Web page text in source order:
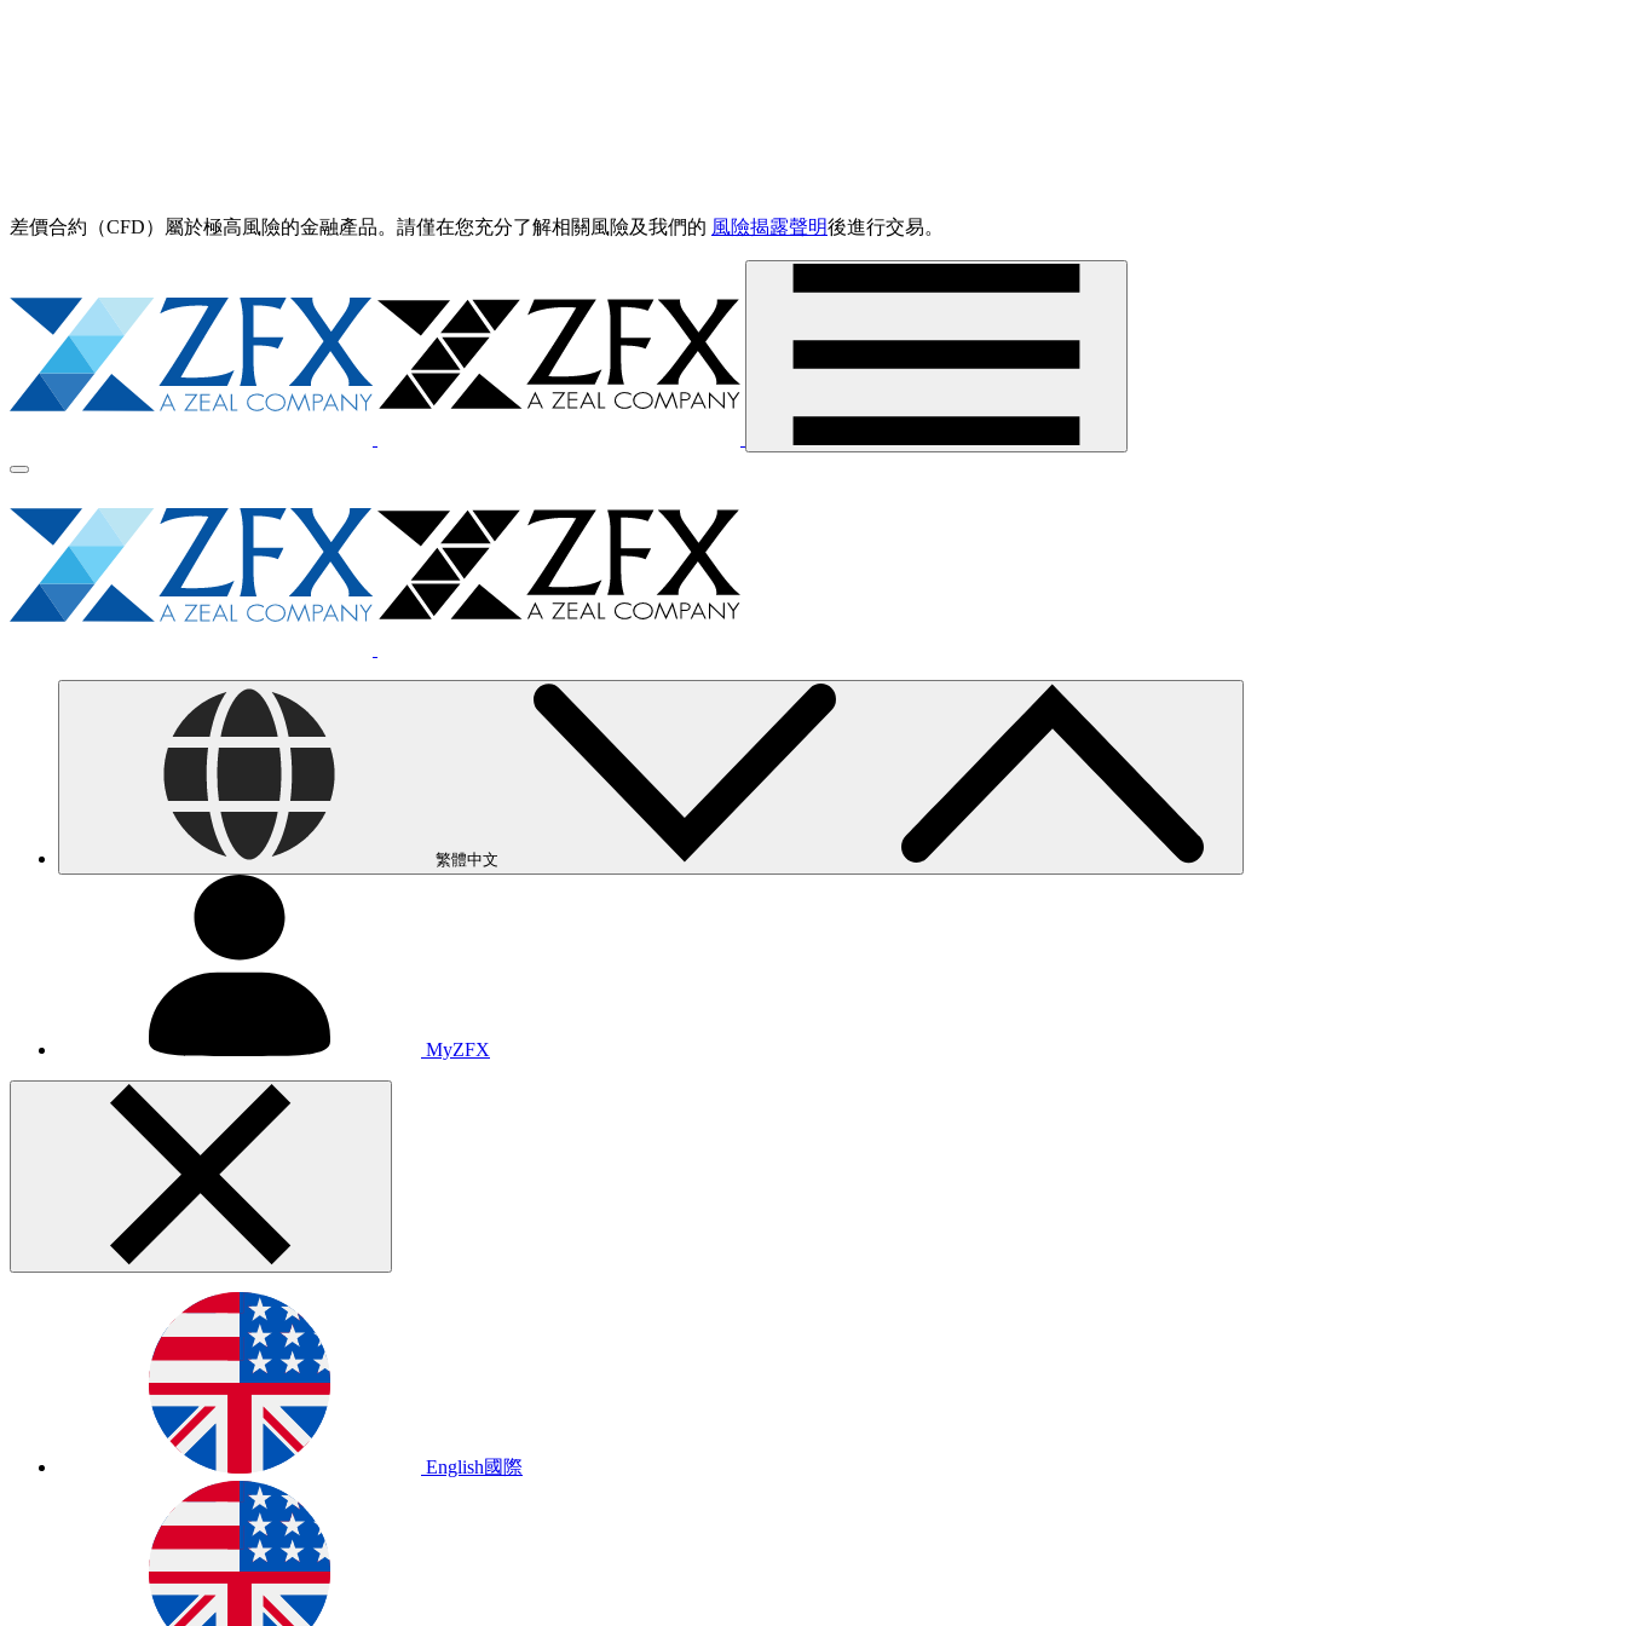
差價合約（CFD）屬於極高風險的金融產品。請僅在您充分了解相關風險及我們的 風險揭露聲明後進行交易。
繁體中文
MyZFX
English國際